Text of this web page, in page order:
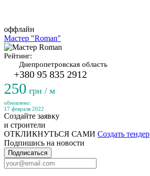
оффлайн
Мастер "Roman"
Рейтинг:
Днепропетровская область
+380 95 835 2912
250 грн / м
обновлено:
17 февраля 2022
Создайте заявку
и строители
ОТКЛИКНУТЬСЯ САМИ Создать тендер
Подпишись на новости
Подписаться